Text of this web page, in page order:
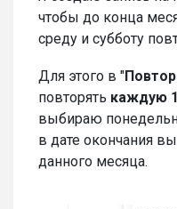
чтобы до конца
среду и субботу
Для этого в "
повторять каждую
выбираю
в дате окончания
данного месяца.